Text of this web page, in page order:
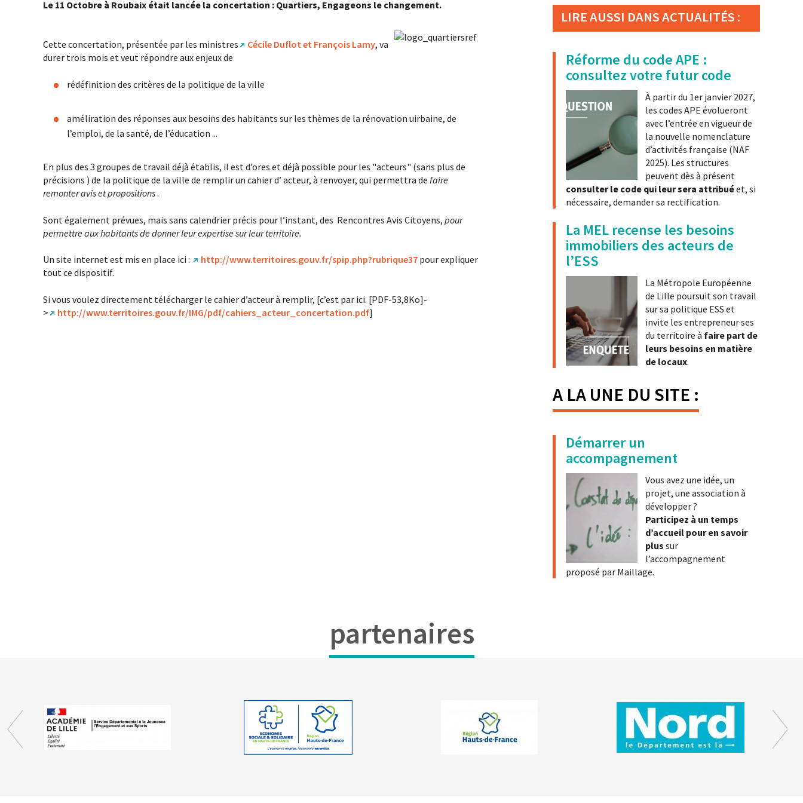
Le 11 Octobre à Roubaix était lancée la concertation : Quartiers, Engageons le changement.
Cette concertation, présentée par les ministres Cécile Duflot et François Lamy, va
durer trois mois et veut répondre aux enjeux de
rédéfinition des critères de la politique de la ville
améliration des réponses aux besoins des habitants sur les thèmes de la rénovation uirbaine, de
l’emploi, de la santé, de l’éducation ...
En plus des 3 groupes de travail déjà établis, il est d’ores et déjà possible pour les "acteurs" (sans plus de
précisions ) de la politique de la ville de remplir un cahier d’ acteur, à renvoyer, qui permettra defaire
remonter avis et propositions.
Sont également prévues, mais sans calendrier précis pour l’instant, des Rencontres Avis Citoyens,pour
permettre aux habitants de donner leur expertise sur leur territoire.
Un site internet est mis en place ici : http://www.territoires.gouv.fr/spip.php?rubrique37 pour expliquer
tout ce dispositif.
Si vous voulez directement télécharger le cahier d’acteur à remplir, [c’est par ici. [PDF-53,8Ko]-
>
http://www.territoires.gouv.fr/IMG/pdf/cahiers_acteur_concertation.pdf]
LIRE AUSSI DANS ACTUALITÉS :
Réforme du code APE :
consultez votre futur code
À partir du 1er janvier 2027,
les codes APE évolueront
avec l’entrée en vigueur de
la nouvelle nomenclature
d’activités française (NAF
2025). Les structures
peuvent dès à présent
consulter le code qui leur sera attribuéet, si
nécessaire, demander sa rectification.
La MEL recense les besoins
immobiliers des acteurs de
l’ESS
La Métropole Européenne
de Lille poursuit son travail
sur sa politique ESS et
invite les entrepreneur·ses
du territoire à faire part de
leurs besoins en matière
de locaux.
A LA UNE DU SITE :
Démarrer un
accompagnement
Vous avez une idée, un
projet, une association à
développer ?
Participez à un temps
d’accueil pour en savoir
plus sur
l’accompagnement
proposé par Maillage.
partenaires